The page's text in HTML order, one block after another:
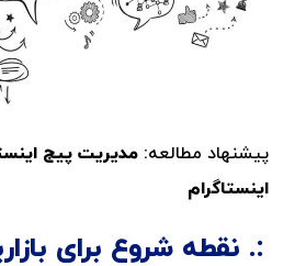
پیشنهاد مطالعه: مدیریت پیج
اینستاگرام
نقطه شروع برای